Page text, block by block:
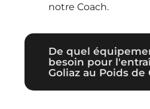
notre Coach.
De quel
besoin pour
Goliaz au Poids de